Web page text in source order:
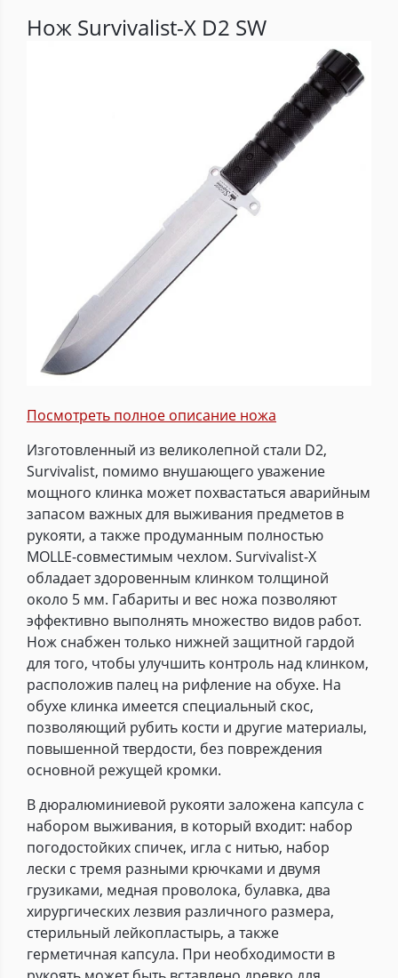
Нож Survivalist-X D2 SW
Посмотреть полное описание ножа
Изготовленный из великолепной стали D2,
Survivalist, помимо внушающего уважение
мощного клинка может похвастаться аварийным
запасом важных для выживания предметов в
рукояти, а также продуманным полностью
MOLLE-совместимым чехлом. Survivalist-X
обладает здоровенным клинком толщиной
около 5 мм. Габариты и вес ножа позволяют
эффективно выполнять множество видов работ.
Нож снабжен только нижней защитной гардой
для того, чтобы улучшить контроль над клинком,
расположив палец на рифление на обухе. На
обухе клинка имеется специальный скос,
позволяющий рубить кости и другие материалы,
повышенной твердости, без повреждения
основной режущей кромки.
В дюралюминиевой рукояти заложена капсула с
набором выживания, в который входит: набор
погодостойких спичек, игла с нитью, набор
лески с тремя разными крючками и двумя
грузиками, медная проволока, булавка, два
хирургических лезвия различного размера,
стерильный лейкопластырь, а также
герметичная капсула. При необходимости в